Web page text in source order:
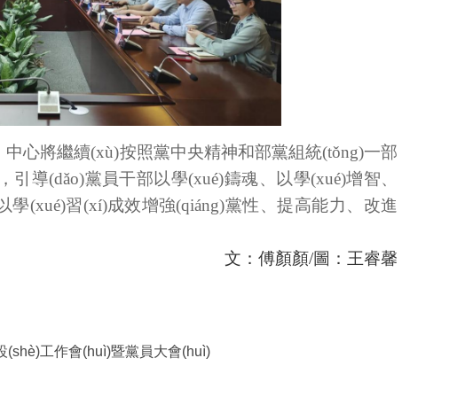
心將繼續(xù)按照黨中央精神和部黨組統(tǒng)一部
引導(dǎo)黨員干部以學(xué)鑄魂、以學(xué)增智、
學(xué)習(xí)成效增強(qiáng)黨性、提高能力、改進
文：傅顏顏/圖：王睿馨
(shè)工作會(huì)暨黨員大會(huì)